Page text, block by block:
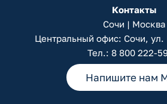
Контакты
Сочи | Москва
Центральный офис: Сочи, ул.
Тел.: 8 800 222-
Напишите нам